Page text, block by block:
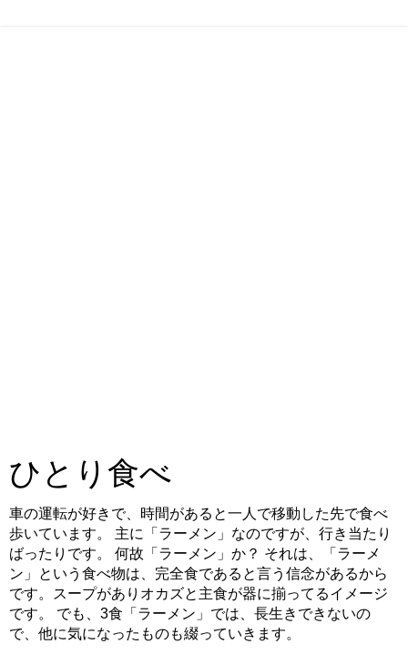
ひとり食べ
車の運転が好きで、時間があると一人で移動した先で食べ
歩いています。 主に「ラーメン」なのですが、行き当たり
ばったりです。 何故「ラーメン」か？ それは、「ラーメ
ン」という食べ物は、完全食であると言う信念があるから
です。スープがありオカズと主食が器に揃ってるイメージ
です。 でも、3食「ラーメン」では、長生きできないの
で、他に気になったものも綴っていきます。